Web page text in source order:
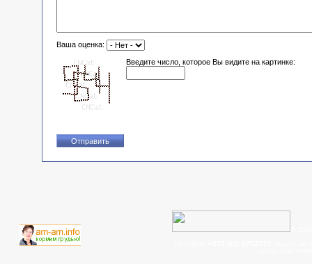
Ваша оценка:
Введите число, которое Вы видите на картинке: